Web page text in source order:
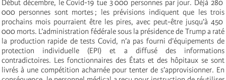
Début décembre, le Covid-19 tue 3 000 personnes par jour. Déjà 280
000 personnes sont mortes ; les prévisions indiquent que les trois
prochains mois pourraient être les pires, avec peut-être jusqu’à 450
000 morts. L’administration fédérale sous la présidence de Trump a raté
la production rapide de tests Covid, n’a pas fourni d’équipements de
protection individuelle (EPI) et a diffusé des informations
contradictoires. Les fonctionnaires des États et des hôpitaux se sont
livrés à une compétition acharnée pour tenter de s’approvisionner. En